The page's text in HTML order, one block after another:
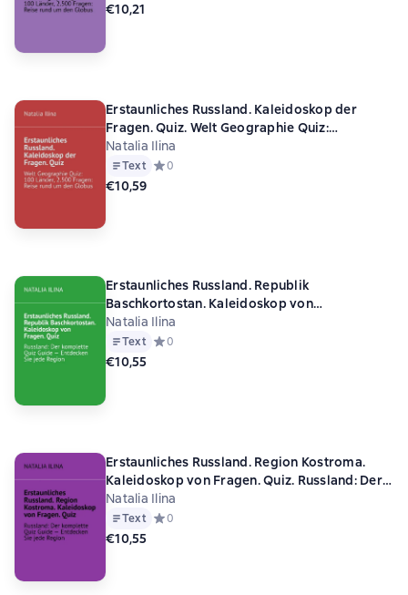
€10,21
Erstaunliches Russland. Kaleidoskop der
Fragen. Quiz. Welt Geographie Quiz:
100 Länder, 2.500 Fragen: Reise rund um den
Globus
Natalia Ilina
Text Средний рейтинг 0 на основе 0 оценок
0
€10,59
Erstaunliches Russland. Republik
Baschkortostan. Kaleidoskop von
Fragen. Quiz. Russland: Der komplette Quiz
Guide — Entdecken Sie jede Region
Natalia Ilina
Text Средний рейтинг 0 на основе 0 оценок
0
€10,55
Erstaunliches Russland. Region Kostroma.
Kaleidoskop von Fragen. Quiz. Russland: Der
komplette Quiz Guide — Entdecken Sie jede
Region
Natalia Ilina
Text Средний рейтинг 0 на основе 0 оценок
0
€10,55